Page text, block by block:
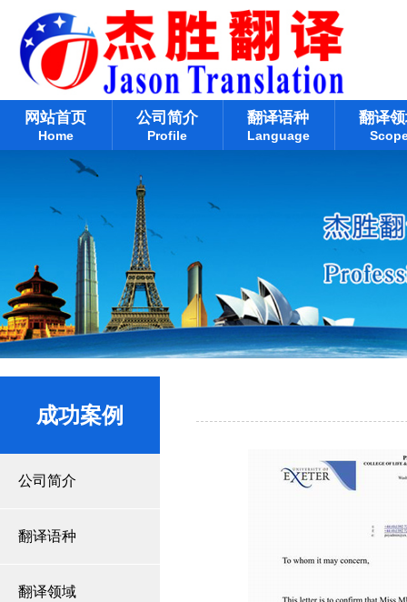
网站首页
Home
公司简介
Profile
翻译语种
Language
翻译
成功案例
公司简介
翻译语种
翻译领域